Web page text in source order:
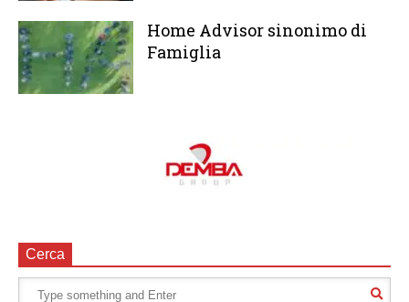
Home Advisor sinonimo di
Famiglia
Cerca